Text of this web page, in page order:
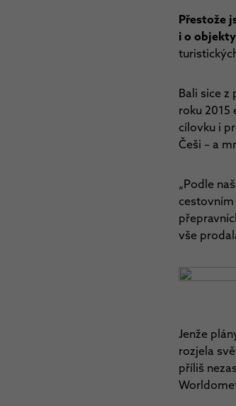
Přestože
i o
Bali sice
roku 2015
cílovku i
Češi – a
„Podle
cestovním
vše
Jenže
rozjela
příliš